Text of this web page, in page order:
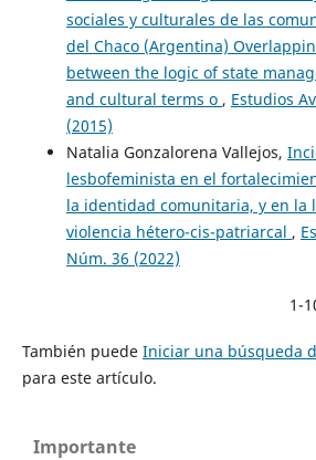
sociales y culturales de las
del Chaco (Argentina)
between the logic of state
and cultural terms o , Estudios
(2015)
Natalia Gonzalorena Vallejos,
lesbofeminista en el
la identidad comunitaria, y en la
violencia hétero-cis-patriarcal ,
Núm. 36 (2022)
1-
También puede Iniciar una búsqueda
para este artículo.
Importante